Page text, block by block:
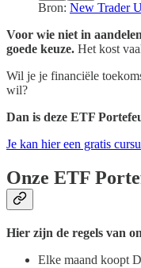
Bron: New Trader
Voor wie niet in
goede keuze. Het kost
Wil je je financiële
wil?
Dan is deze ETF
Je kan hier een gratis
Onze ETF
Hier zijn de regels van
Elke maand koopt